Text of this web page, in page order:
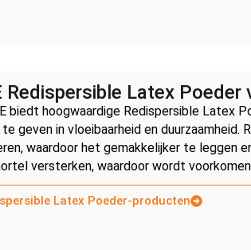
Redispersible Latex
biedt hoogwaardige Redispersible
geven in vloeibaarheid en duurzaamheid.
waardoor het gemakkelijker te leggen
versterken, waardoor wordt
Latex Poeder-producten